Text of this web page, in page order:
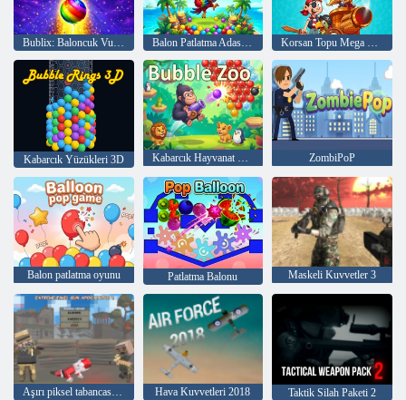
Bublix: Baloncuk Vuruşu Balon Patlatma Adası Görevi Korsan Topu Mega Bir Savaş
Kabarcık Yüzükleri 3D Kabarcık Hayvanat Bahçesi ZombiPoP
Balon patlatma oyunu Patlatma Balonu Maskeli Kuvvetler 3
Aşırı piksel tabancası kıyamet 3 Hava Kuvvetleri 2018 Taktik Silah Paketi 2